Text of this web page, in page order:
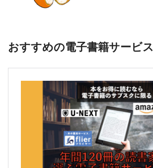
おすすめの電子書籍サービス